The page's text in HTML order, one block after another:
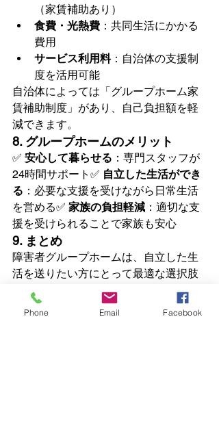
（家賃補助あり）
食費・光熱費 ：共同生活にかかる
費用
サービス利用料：自治体の支援制
度を活用可能
自治体によっては「グループホーム家
賃補助制度」があり、自己負担額を軽
減できます。
8. グループホームのメリット
✅ 安心して暮らせる ：専門スタッフが
24時間サポート✅ 自立した生活ができ
る ：必要な支援を受けながら日常生活
を営める✅ 家族の負担軽減 ：適切な支
援を受けられることで家族も安心
9. まとめ
障害者グループホームは、自立した生
活を送りたい方にとって最適な選択肢
の一つです。費用や手続きについてし
っかり理解し、自分に合った施設を見
Phone Email Facebook